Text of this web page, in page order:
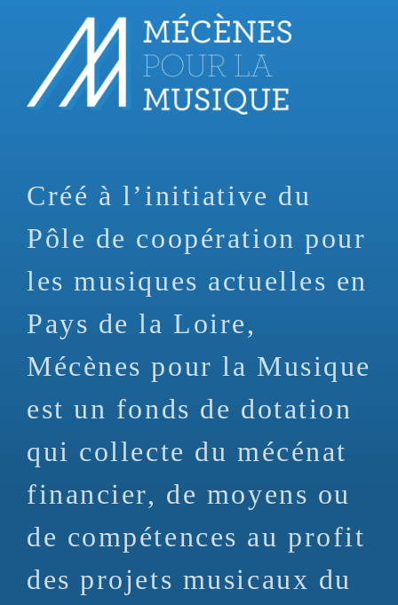
principal
Créé à l’initiative du
Pôle de coopération pour
les musiques actuelles en
Pays de la Loire,
Mécènes pour la Musique
est un fonds de dotation
qui collecte du mécénat
financier, de moyens ou
de compétences au profit
des projets musicaux du